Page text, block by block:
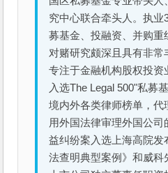
究中心联合牵头人。执业
募基金、投融资、并购重
对赌研究颇深且具有非
专注于金融机构股权投资
入选The Legal 500"私募
境内外各类律师榜单，代
用外国法律审理外国公司
益纠纷案入选上海高院发
法查明典型案例》和威科